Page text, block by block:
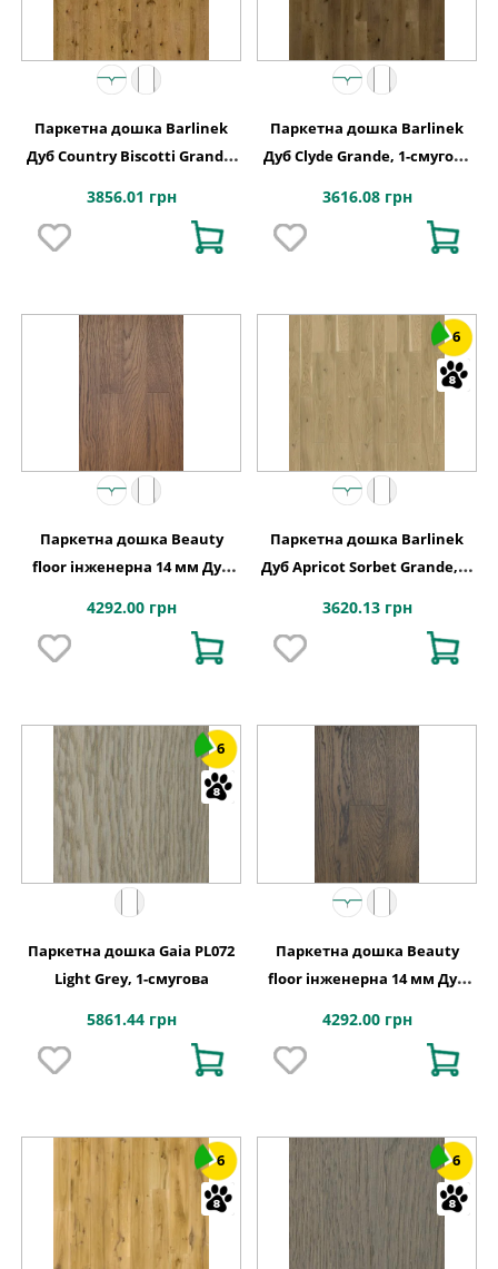
Паркетна дошка Barlinek
Дуб Country Biscotti Grande,
3856.01 грн
Паркетна дошка Barlinek
Дуб Clyde Grande, 1-смугова
3616.08 грн
Паркетна дошка Beauty
floor інженерна 14 мм Дуб
4292.00 грн
6
Паркетна дошка Barlinek
Дуб Apricot Sorbet Grande, 1-
3620.13 грн
6
Паркетна дошка Gaia PL072
Light Grey, 1-смугова
5861.44 грн
Паркетна дошка Beauty
floor інженерна 14 мм Дуб
4292.00 грн
6 6